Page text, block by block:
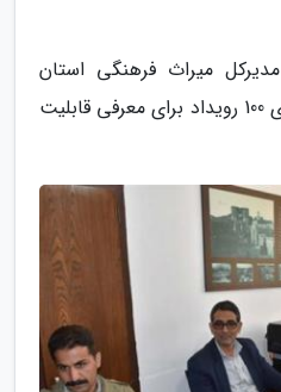
میراث فرهنگی استان
خراسان شمالی خبر از برگزاری 100 رویداد برای معرفی قابلیت